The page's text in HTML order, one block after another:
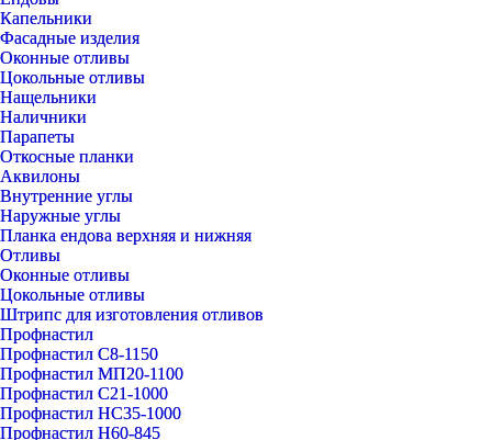
Капельники
Фасадные изделия
Оконные отливы
Цокольные отливы
Нащельники
Наличники
Парапеты
Откосные планки
Аквилоны
Внутренние углы
Наружные углы
Планка ендова верхняя и нижняя
Отливы
Оконные отливы
Цокольные отливы
Штрипс для изготовления отливов
Профнастил
Профнастил С8-1150
Профнастил МП20-1100
Профнастил С21-1000
Профнастил НС35-1000
Профнастил Н60-845